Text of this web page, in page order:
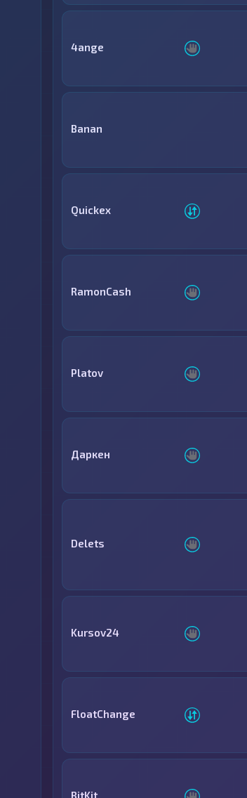
4ange
Banan
Quickex
RamonCash
Platov
Даркен
Delets
Kursov24
FloatChange
BitKit